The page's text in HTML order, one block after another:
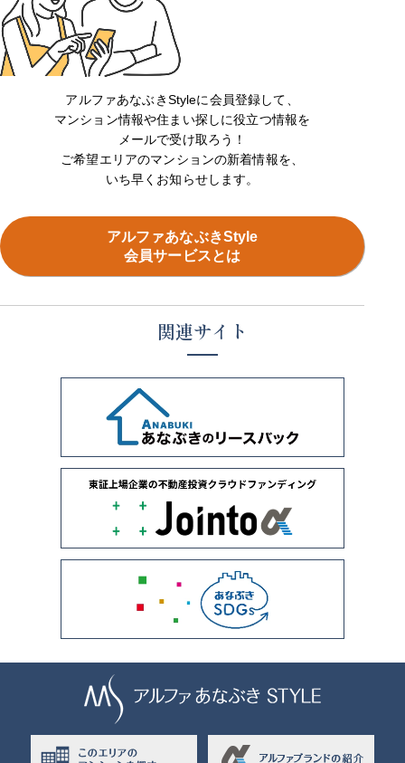
アルファあなぶきStyleに会員登録して、
マンション情報や住まい探しに役立つ情報を
メールで受け取ろう！
ご希望エリアのマンションの新着情報を、
いち早くお知らせします。
アルファあなぶきStyle
会員サービスとは
関連サイト